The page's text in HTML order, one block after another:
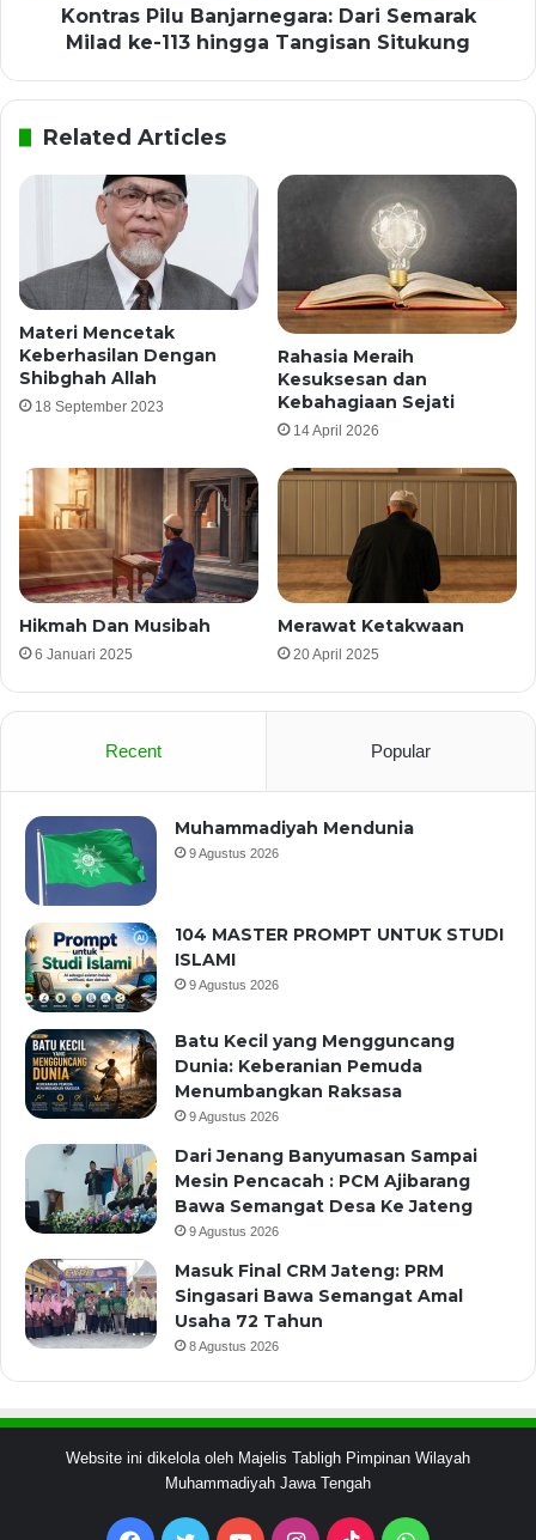
Kontras Pilu Banjarnegara: Dari Semarak
Milad ke-113 hingga Tangisan Situkung
Related Articles
Materi Mencetak
Keberhasilan Dengan
Shibghah Allah
18 September 2023
Rahasia Meraih
Kesuksesan dan
Kebahagiaan Sejati
14 April 2026
Hikmah Dan Musibah
6 Januari 2025
Merawat Ketakwaan
20 April 2025
Recent Popular
Muhammadiyah Mendunia
9 Agustus 2026
104 MASTER PROMPT UNTUK STUDI
ISLAMI
9 Agustus 2026
Batu Kecil yang Mengguncang
Dunia: Keberanian Pemuda
Menumbangkan Raksasa
9 Agustus 2026
Dari Jenang Banyumasan Sampai
Mesin Pencacah : PCM Ajibarang
Bawa Semangat Desa Ke Jateng
9 Agustus 2026
Masuk Final CRM Jateng: PRM
Singasari Bawa Semangat Amal
Usaha 72 Tahun
8 Agustus 2026
Website ini dikelola oleh Majelis Tabligh Pimpinan Wilayah
Muhammadiyah Jawa Tengah